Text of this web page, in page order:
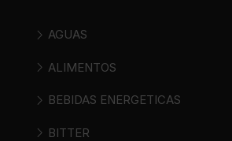
AGUAS
ALIMENTOS
BEBIDAS ENERGETICAS
BITTER